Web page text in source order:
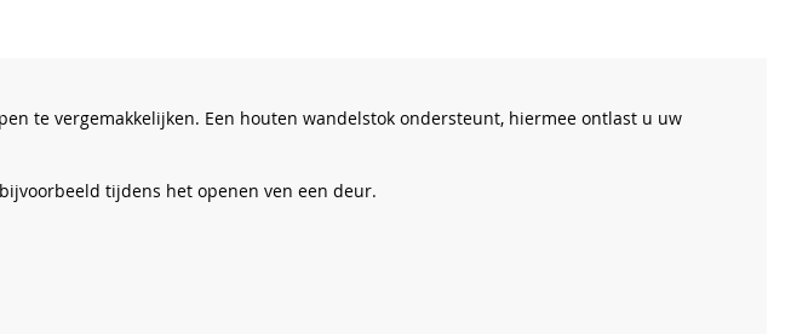
te vergemakkelijken. Een houten wandelstok ondersteunt, hiermee ontlast u uw
tijdens het openen ven een deur.